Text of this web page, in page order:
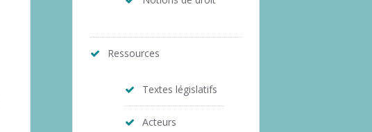
Ressources
Textes législatifs
Acteurs